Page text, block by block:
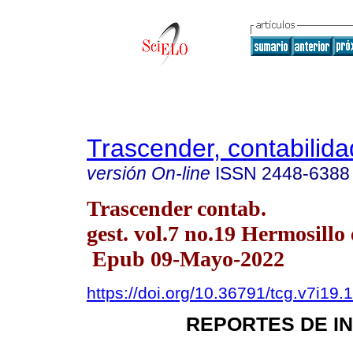
Trascender,
versión On-line ISSN 2448-6388
Trascender contab.
gest. vol.7 no.19 Hermosillo
Epub 09-Mayo-2022
https://doi.org/10.36791/
REPORTES DE